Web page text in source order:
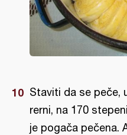
Staviti da se peče,
rerni, na 170
je pogača pečena.